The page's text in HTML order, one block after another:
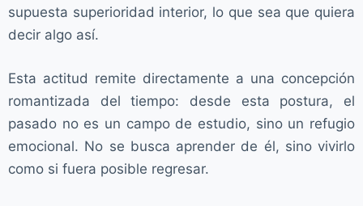
supuesta superioridad interior, lo que sea que quiera
decir algo así.
Esta actitud remite directamente a una concepción
romantizada del tiempo: desde esta postura, el
pasado no es un campo de estudio, sino un refugio
emocional. No se busca aprender de él, sino vivirlo
como si fuera posible regresar.